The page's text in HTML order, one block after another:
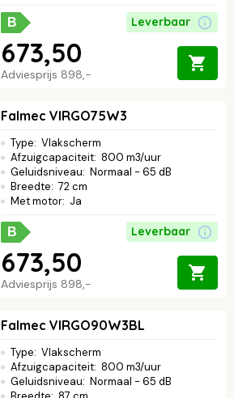
B Leverbaar
Adviesprijs 898,-
673,50
Falmec VIRGO75W3
Type: Vlakscherm
Afzuigcapaciteit: 800 m3/uur
Geluidsniveau: Normaal - 65 dB
Breedte: 72 cm
Met motor: Ja
B Leverbaar
Adviesprijs 898,-
673,50
Falmec VIRGO90W3BL
Type: Vlakscherm
Afzuigcapaciteit: 800 m3/uur
Geluidsniveau: Normaal - 65 dB